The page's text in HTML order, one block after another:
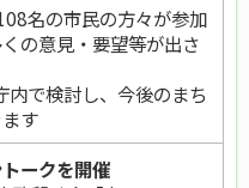
名の市民の方々が参加
の意見・要望等が出さ
内で検討し、今後のまち
す
ークを開催